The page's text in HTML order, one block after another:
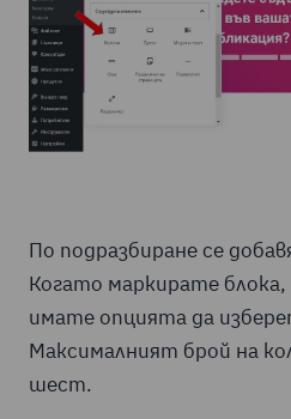
По подразбиране се
Когато маркирате
имате опцията да
Максималният брой на
шест.